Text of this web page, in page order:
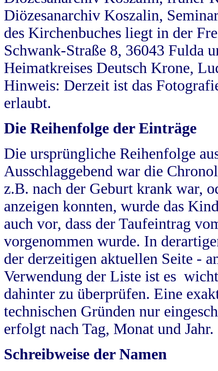
Diözesanarchiv Koszalin,
des Kirchenbuches liegt in der
Schwank-Straße 8, 36043 Fulda
Heimatkreises Deutsch Krone,
Hinweis: Derzeit ist das
erlaubt.
Die Reihenfolge der Einträge
Die ursprüngliche Reihenfolge
Ausschlaggebend war die
z.B. nach der Geburt krank war,
anzeigen konnten, wurde das
auch vor, dass der Taufeintrag
vorgenommen wurde. In
der derzeitigen aktuellen Seite -
Verwendung der Liste ist es
dahinter zu überprüfen. Eine
technischen Gründen nur
erfolgt nach Tag, Monat und Jahr.
Schreibweise der Namen